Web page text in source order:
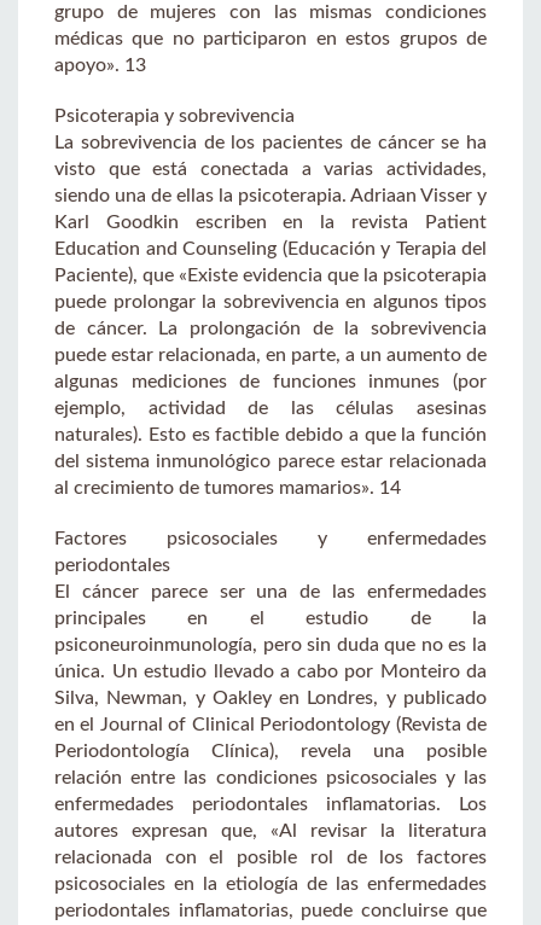
grupo de mujeres con las mismas condiciones
médicas que no participaron en estos grupos de
apoyo». 13
Psicoterapia y sobrevivencia
La sobrevivencia de los pacientes de cáncer se ha
visto que está conectada a varias actividades,
siendo una de ellas la psicoterapia. Adriaan Visser y
Karl Goodkin escriben en la revista Patient
Education and Counseling (Educación y Terapia del
Paciente), que «Existe evidencia que la psicoterapia
puede prolongar la sobrevivencia en algunos tipos
de cáncer. La prolongación de la sobrevivencia
puede estar relacionada, en parte, a un aumento de
algunas mediciones de funciones inmunes (por
ejemplo, actividad de las células asesinas
naturales). Esto es factible debido a que la función
del sistema inmunológico parece estar relacionada
al crecimiento de tumores mamarios». 14
Factores psicosociales y enfermedades
periodontales
El cáncer parece ser una de las enfermedades
principales en el estudio de la
psiconeuroinmunología, pero sin duda que no es la
única. Un estudio llevado a cabo por Monteiro da
Silva, Newman, y Oakley en Londres, y publicado
en el Journal of Clinical Periodontology (Revista de
Periodontología Clínica), revela una posible
relación entre las condiciones psicosociales y las
enfermedades periodontales inflamatorias. Los
autores expresan que, «Al revisar la literatura
relacionada con el posible rol de los factores
psicosociales en la etiología de las enfermedades
periodontales inflamatorias, puede concluirse que